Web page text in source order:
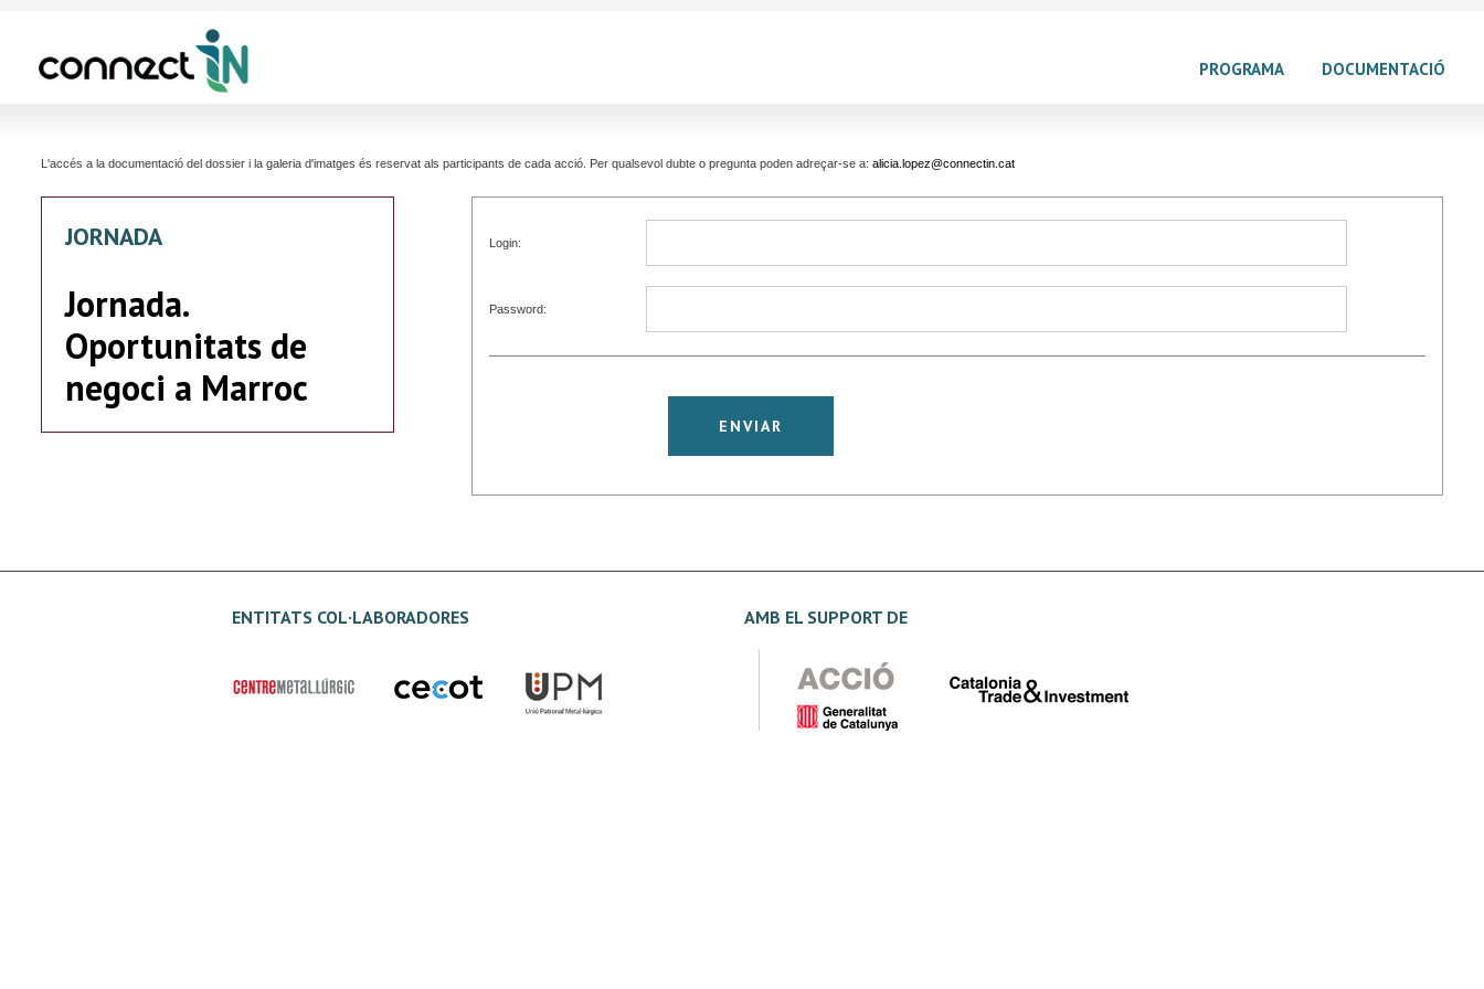
PROGRAMA DOCUMENTACIÓ
L'accés a la documentació del dossier i la galeria d'imatges és reservat als participants de cada acció. Per qualsevol dubte o pregunta poden adreçar-se a: alicia.lopez@connectin.cat
JORNADA
Jornada.
Oportunitats de
negoci a Marroc
Login:
Password:
ENTITATS COL·LABORADORES AMB EL SUPPORT DE